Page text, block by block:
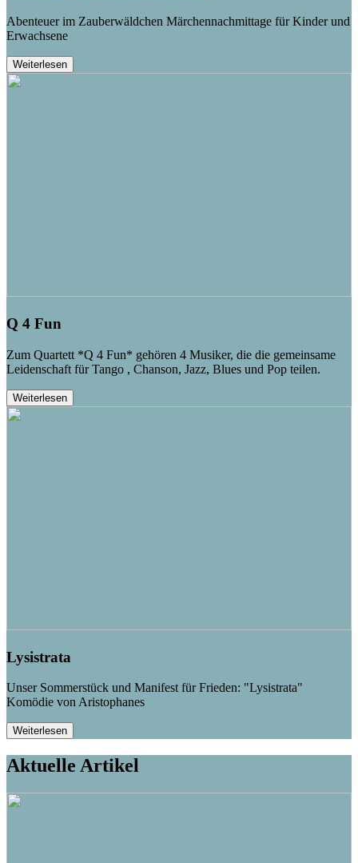
Abenteuer im Zauberwäldchen Märchennachmittage für Kinder und
Erwachsene
Weiterlesen
Q 4 Fun
Zum Quartett *Q 4 Fun* gehören 4 Musiker, die die gemeinsame
Leidenschaft für Tango , Chanson, Jazz, Blues und Pop teilen.
Weiterlesen
Lysistrata
Unser Sommerstück und Manifest für Frieden: "Lysistrata"
Komödie von Aristophanes
Weiterlesen
Aktuelle Artikel